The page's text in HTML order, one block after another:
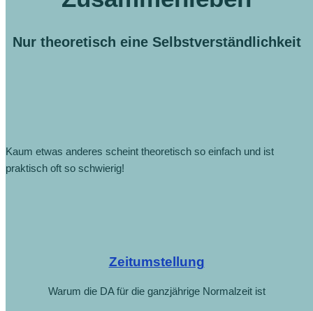
Nur theoretisch eine Selbstverständlichkeit
Kaum etwas anderes scheint theoretisch so einfach und ist
praktisch oft so schwierig!
Zeitumstellung
Warum die DA für die ganzjährige Normalzeit ist